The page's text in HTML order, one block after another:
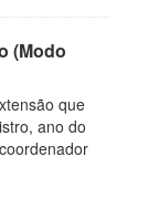
(Modo
que
ano do